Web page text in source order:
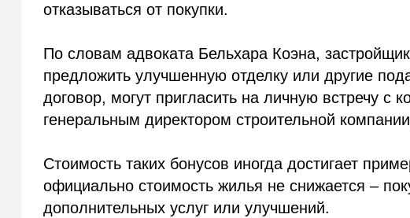
отказываться от покупки.
По словам адвоката Бельхара Коэна,
предложить улучшенную отделку или другие
договор, могут пригласить на личную встречу с
генеральным директором строительной
Стоимость таких бонусов иногда достигает
официально стоимость жилья не снижается –
дополнительных услуг или улучшений.